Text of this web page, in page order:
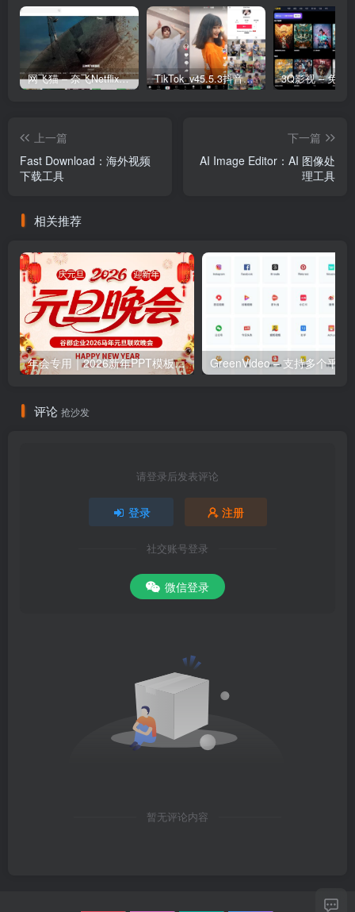
网飞猫 – 奈飞Netflix免费看 TikTok_v45.5.3抖音国际版_免拔卡解锁全球版
上一篇
Fast Download：海外视频
下载工具
下一篇
AI Image Editor：AI 图像处
理工具
相关推荐
年会专用｜2026新年PPT模板，晚会发言稿
评论 抢沙发
请登录后发表评论
登录 注册
社交账号登录
微信登录
暂无评论内容